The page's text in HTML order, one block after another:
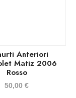
Anteriori
Matiz 2006
Rosso
50,00€